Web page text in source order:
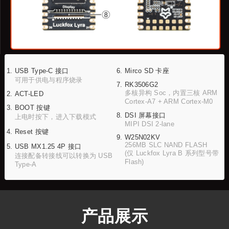
USB Type-C 接口
可用于供电与程序烧录
ACT-LED
BOOT 按键
上电时按下，进入下载模式
Reset 按键
USB MX1.25 4P 接口
连接配备转接线可以转换为 USB
Type-A
Mirco SD 卡座
RK3506G2
多核异构 Soc，内置三核 ARM
Cortex-A7 + ARM Cortex-M0
DSI 屏幕接口
MIPI DSI 2-lane
W25N02KV
256MB SLC NAND FLASH
(仅 Luckfox Lyra B 系列型号带
Flash)
产品展示